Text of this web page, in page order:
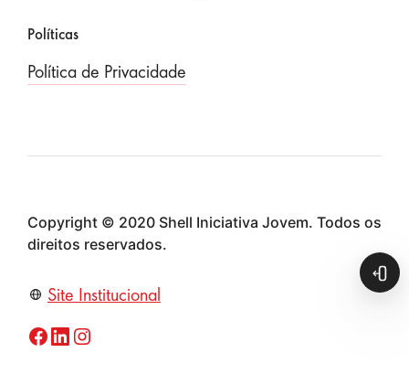
Políticas
Política de Privacidade
Copyright © 2020 Shell Iniciativa Jovem. Todos os
direitos reservados.
Site Institucional